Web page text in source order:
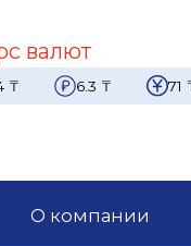
валют
₸ 6.3 ₸ 71
О компании